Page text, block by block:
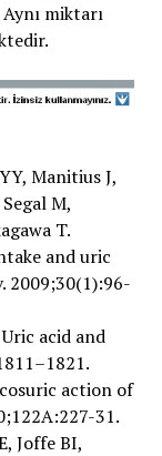
miktarı
Manitius J,
M,
T.
and uric
2009;30(1):96-
acid and
action of
31.
Joffe BI,